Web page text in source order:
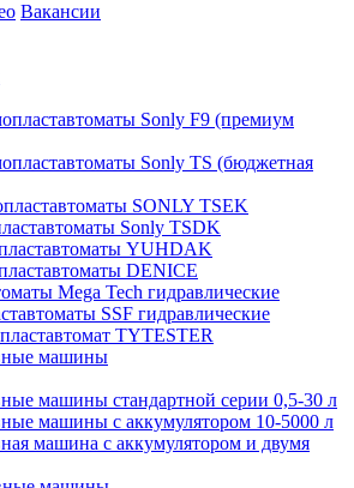
Вакансии
Sonly F9 (премиум
Sonly TS (бюджетная
SONLY TSEK
Sonly TSDK
YUHDAK
DENICE
Mega Tech гидравлические
SSF гидравлические
TYTESTER
машины
машины стандартной серии 0,5-30 л
машины с аккумулятором 10-5000 л
машина с аккумулятором и двумя